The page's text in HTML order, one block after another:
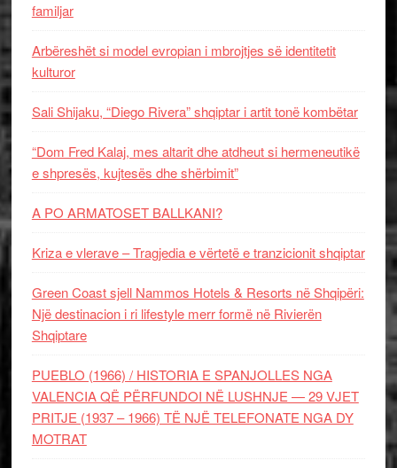
familjar
Arbëreshët si model evropian i mbrojtjes së identitetit
kulturor
Sali Shijaku, “Diego Rivera” shqiptar i artit tonë kombëtar
“Dom Fred Kalaj, mes altarit dhe atdheut si hermeneutikë
e shpresës, kujtesës dhe shërbimit”
A PO ARMATOSET BALLKANI?
Kriza e vlerave – Tragjedia e vërtetë e tranzicionit shqiptar
Green Coast sjell Nammos Hotels & Resorts në Shqipëri:
Një destinacion i ri lifestyle merr formë në Rivierën
Shqiptare
PUEBLO (1966) / HISTORIA E SPANJOLLES NGA
VALENCIA QË PËRFUNDOI NË LUSHNJE — 29 VJET
PRITJE (1937 – 1966) TË NJË TELEFONATE NGA DY
MOTRAT